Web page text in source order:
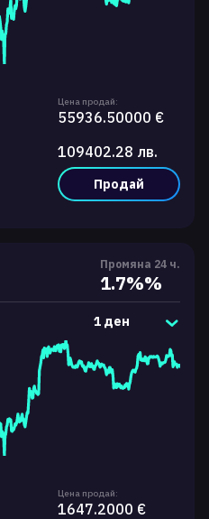
Цена продай:
55936.50000 €
109402.28 лв.
Продай
Промяна 24 ч.
1.7%%
1 ден
Цена продай:
1647.2000 €